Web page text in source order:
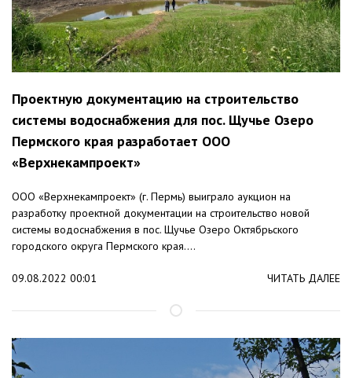
Проектную документацию на строительство
системы водоснабжения для пос. Щучье Озеро
Пермского края разработает ООО
«Верхнекампроект»
ООО «Верхнекампроект» (г. Пермь) выиграло аукцион на
разработку проектной документации на строительство новой
системы водоснабжения в пос. Щучье Озеро Октябрьского
городского округа Пермского края....
09.08.2022 00:01 ЧИТАТЬ ДАЛЕЕ